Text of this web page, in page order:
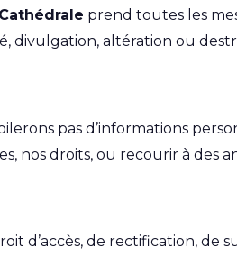
prend toutes les
divulgation, altération ou
pas d’informations
nos droits, ou recourir à des
d’accès, de rectification, de